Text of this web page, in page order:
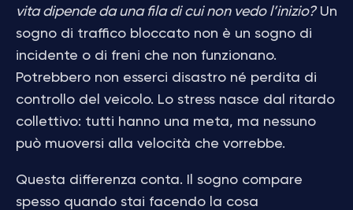
vita dipende da una fila di cui non vedo l’inizio?Un
sogno di traffico bloccato non è un sogno di
incidente o di freni che non funzionano.
Potrebbero non esserci disastro né perdita di
controllo del veicolo. Lo stress nasce dal ritardo
collettivo: tutti hanno una meta, ma nessuno
può muoversi alla velocità che vorrebbe.
Questa differenza conta. Il sogno compare
spesso quando stai facendo la cosa